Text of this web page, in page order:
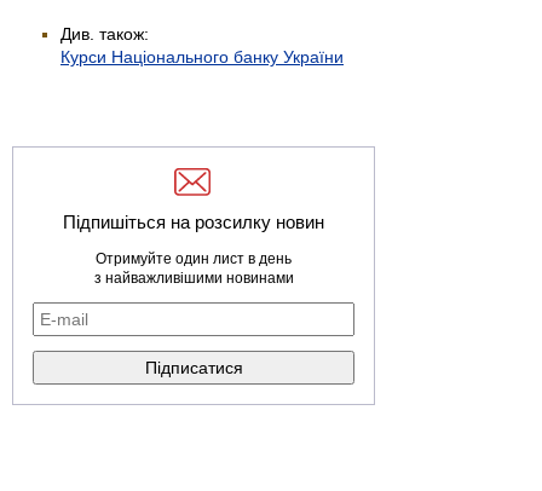
Див. також:
Курси Національного банку України
Підпишіться на розсилку новин
Отримуйте один лист в день
з найважливішими новинами